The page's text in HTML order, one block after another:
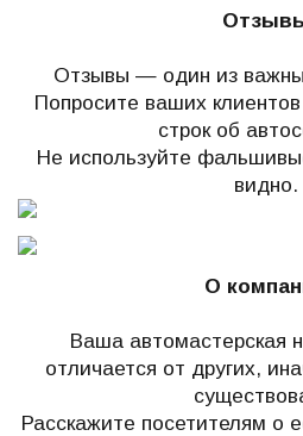
Отзывы — один из
Попросите ваших клиентов
строк об
Не используйте
видно.
О
Ваша автомастерская
отличается от других,
Расскажите посетителям о